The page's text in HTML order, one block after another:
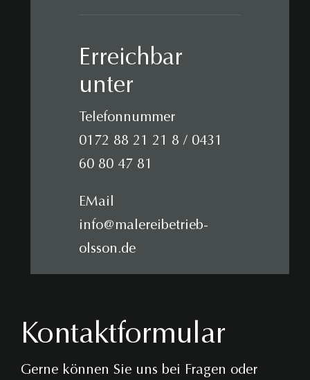
Erreichbar
unter
Telefonnummer
0172 88 21 21 8 / 0431
60 80 47 81
EMail
info@malereibetrieb-
olsson.de
Kontaktformular
Gerne können Sie uns bei Fragen oder